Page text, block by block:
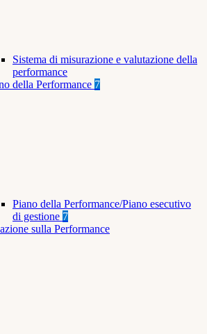
Sistema di misurazione e valutazione della
performance
della Performance 7
Piano della Performance/Piano esecutivo
di gestione 7
sulla Performance